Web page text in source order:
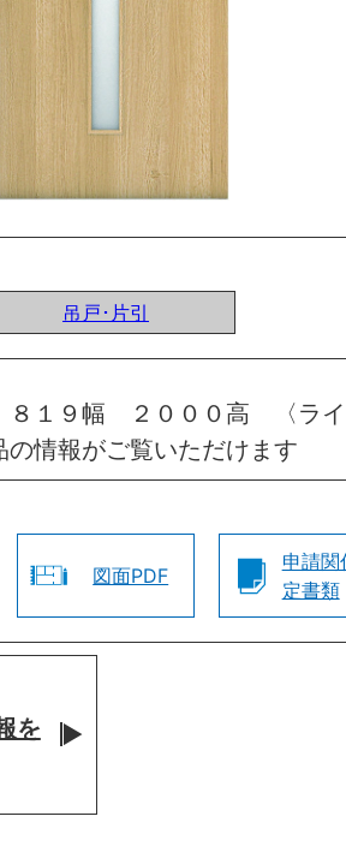
吊戸･片引
１９幅 ２０００高 〈ラ
情報がご覧いただけます
図面PDF
申請関
定書類
を